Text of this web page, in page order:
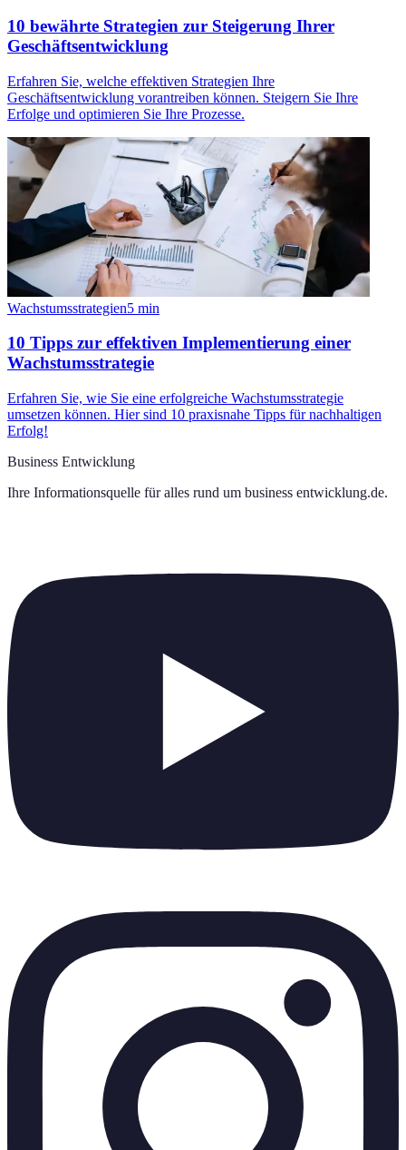
10 bewährte Strategien zur Steigerung Ihrer
Geschäftsentwicklung
Erfahren Sie, welche effektiven Strategien Ihre
Geschäftsentwicklung vorantreiben können. Steigern Sie Ihre
Erfolge und optimieren Sie Ihre Prozesse.
Wachstumsstrategien5 min
10 Tipps zur effektiven Implementierung einer
Wachstumsstrategie
Erfahren Sie, wie Sie eine erfolgreiche Wachstumsstrategie
umsetzen können. Hier sind 10 praxisnahe Tipps für nachhaltigen
Erfolg!
Business Entwicklung
Ihre Informationsquelle für alles rund um business entwicklung.de.